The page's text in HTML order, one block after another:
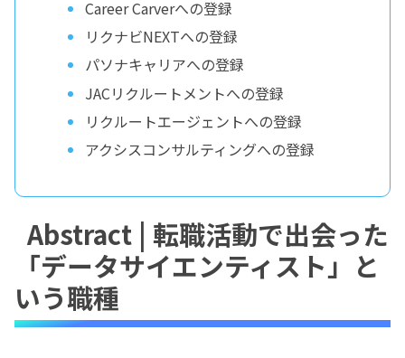
Career Carverへの登録
リクナビNEXTへの登録
パソナキャリアへの登録
JACリクルートメントへの登録
リクルートエージェントへの登録
アクシスコンサルティングへの登録
Abstract | 転職活動で出会った
「データサイエンティスト」と
いう職種